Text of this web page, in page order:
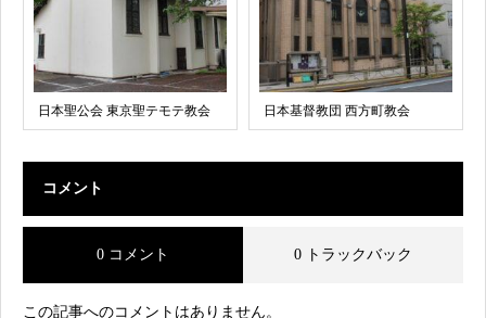
日本聖公会 東京聖テモテ教会 日本基督教団 西方町教会
コメント
0 コメント 0 トラックバック
この記事へのコメントはありません。